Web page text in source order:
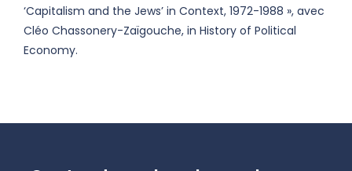
‘Capitalism and the Jews’ in Context, 1972-1988 », avec
Cléo Chassonery-Zaïgouche, in History of Political
Economy.